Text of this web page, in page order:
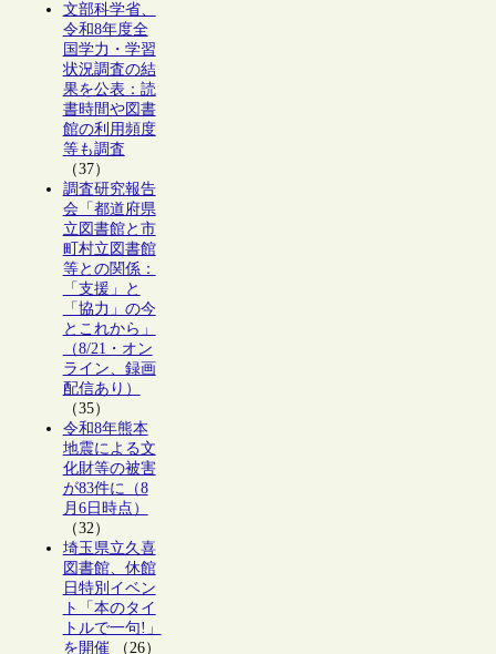
文部科学省、
令和8年度全
国学力・学習
状況調査の結
果を公表：読
書時間や図書
館の利用頻度
等も調査
（37）
調査研究報告
会「都道府県
立図書館と市
町村立図書館
等との関係：
「支援」と
「協力」の今
とこれから」
（8/21・オン
ライン、録画
配信あり）
（35）
令和8年熊本
地震による文
化財等の被害
が83件に（8
月6日時点）
（32）
埼玉県立久喜
図書館、休館
日特別イベン
ト「本のタイ
トルで一句!」
を開催（26）